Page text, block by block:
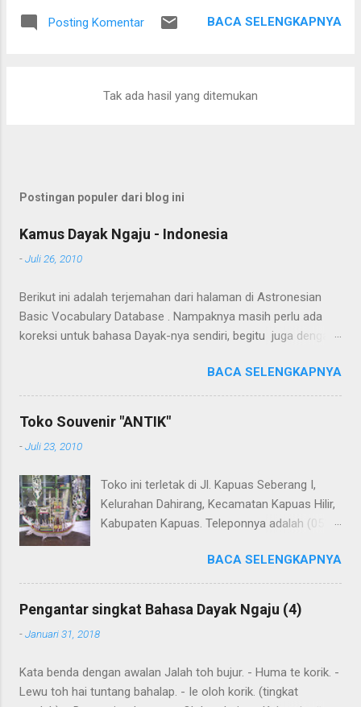
mengenai proses pengolahan rotan hingga menjadi bahan
baku tikar anyaman. Di tangan masyarakat setempat, rotan
memiliki nilai ekonomi. Bapak tersebut bercerita bahwa rotan
akan dipegang harus dibersihkan terlebih dahulu. Setelah
Posting Komentar BACA SELENGKAPNYA
Tak ada hasil yang ditemukan
Postingan populer dari blog ini
Kamus Dayak Ngaju - Indonesia
-Juli 26, 2010
Berikut ini adalah terjemahan dari halaman di Astronesian
Basic Vocabulary Database . Nampaknya masih perlu ada
koreksi untuk bahasa Dayak-nya sendiri, begitu juga dengan
Translate . Koreksi bahasa dibantu oleh Dra. Hernawaty,
M.Kes. Untuk koreksi dari halaman ini dapat diberikan pada
komentar. Upaya penerjemahan Kamus Bahasa Dayak -
Dayak Ngaju - Indonesia .
BACA SELENGKAPNYA
Toko Souvenir "ANTIK"
-Juli 23, 2010
Toko ini terletak di Jl. Kapuas Seberang I,
Kelurahan Dahirang, Kecamatan Kapuas Hilir,
Kabupaten Kapuas. Teleponnya adalah (0513)
khas Kapuas seperti perahu naga yang
terbuat dari getah nyatu (sebagaimana
tampak dalam gambar berikut ini): Perahu
naga dari getah nyatu
BACA SELENGKAPNYA
Pengantar singkat Bahasa Dayak Ngaju (4)
-Januari 31, 2018
Kata benda dengan awalan Jalah toh bujur. - Huma te korik. -
Lewu toh hai tuntang bahalap. - Ie oloh korik. (tingkat